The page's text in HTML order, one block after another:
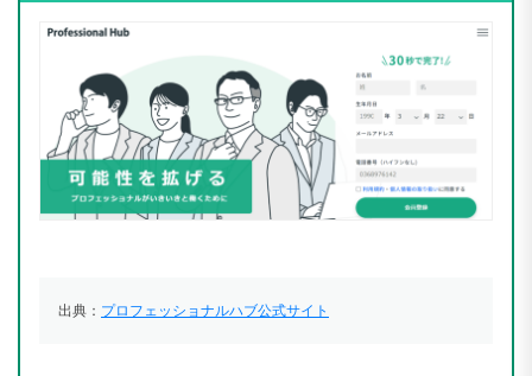
出典： プロフェッショナルハブ公式サイト